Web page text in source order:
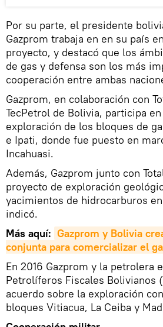
Por su parte, el presidente
Gazprom trabaja en en su país
proyecto, y destacó que los
de gas y defensa son los más
cooperación entre ambas
Gazprom, en colaboración con
TecPetrol de Bolivia, participa
exploración de los bloques de
e Ipati, donde fue puesto en
Incahuasi.
Además, Gazprom junto con
proyecto de exploración
yacimientos de hidrocarburos
indicó.
Más aquí: Gazprom y Bolivia
conjunta para comercializar el
En 2016 Gazprom y la petrolera
Petrolíferos Fiscales Bolivianos
acuerdo sobre la exploración
bloques Vitiacua, La Ceiba y